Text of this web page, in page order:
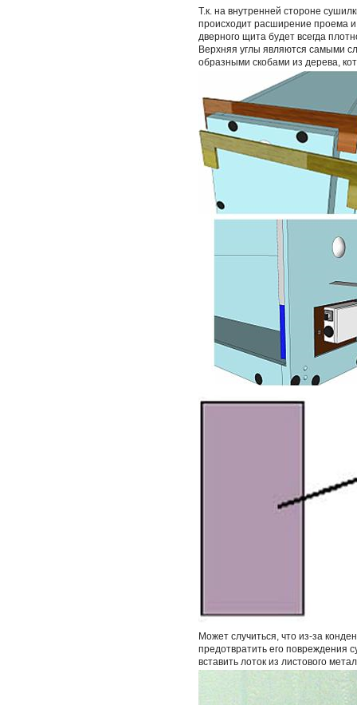
Т.к. на внутренней стороне
происходит расширение проема
дверного щита будет всегда
Верхняя углы являются самыми
образными скобами из дерева,
Может случиться, что из-за
предотвратить его повреждения
вставить лоток из листового